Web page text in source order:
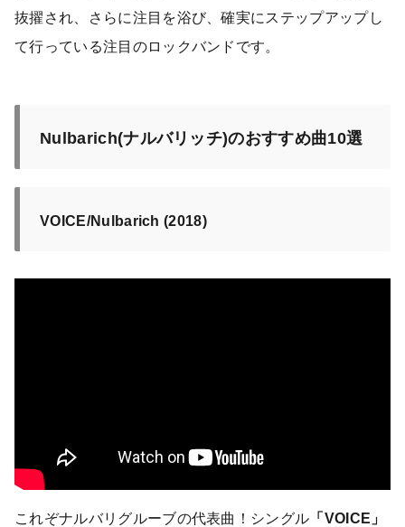
抜擢され、さらに注目を浴び、確実にステップアップし
て行っている注目のロックバンドです。
Nulbarich(ナルバリッチ)のおすすめ曲10選
VOICE/Nulbarich (2018)
これぞナルバリグルーブの代表曲！シングル 「VOICE」